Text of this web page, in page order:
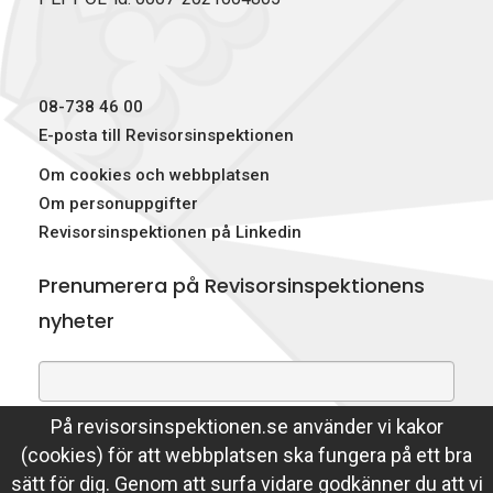
På revisorsinspektionen.se använder vi kakor
(cookies) för att webbplatsen ska fungera på ett bra
sätt för dig. Genom att surfa vidare godkänner du att vi
08-738 46 00
E-posta till Revisorsinspektionen
Om cookies och webbplatsen
Om personuppgifter
Revisorsinspektionen på Linkedin
Prenumerera på Revisorsinspektionens
nyheter
Genom att prenumerera på nyheter godkänner du att
Revisorsinspektionen lagrar din e-postadress.
Läs mer